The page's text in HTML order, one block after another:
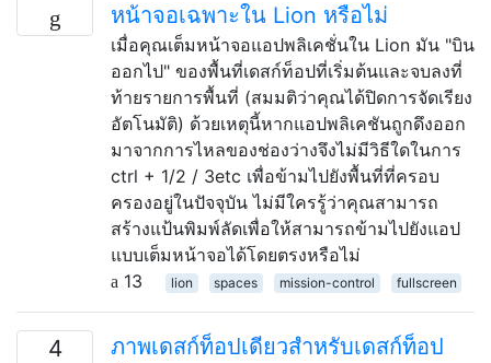
หน้าจอเฉพาะใน Lion หรือไม่
เมื่อคุณเต็มหน้าจอแอปพลิเคชั่นใน Lion มัน "บิน
ออกไป" ของพื้นที่เดสก์ท็อปที่เริ่มต้นและจบลงที่
ท้ายรายการพื้นที่ (สมมติว่าคุณได้ปิดการจัดเรียง
อัตโนมัติ) ด้วยเหตุนี้หากแอปพลิเคชันถูกดึงออก
มาจากการไหลของช่องว่างจึงไม่มีวิธีใดในการ
ctrl + 1/2 / 3etc เพื่อข้ามไปยังพื้นที่ที่ครอบ
ครองอยู่ในปัจจุบัน ไม่มีใครรู้ว่าคุณสามารถ
สร้างแป้นพิมพ์ลัดเพื่อให้สามารถข้ามไปยังแอป
แบบเต็มหน้าจอได้โดยตรงหรือไม่
13
lion spaces mission-control fullscreen
4
ภาพเดสก์ท็อปเดียวสำหรับเดสก์ท็อป